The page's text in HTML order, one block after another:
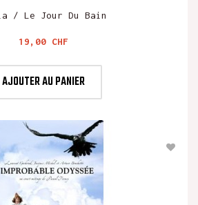
/ Le Jour Du Bain
Prix
19,00 CHF
AJOUTER AU PANIER